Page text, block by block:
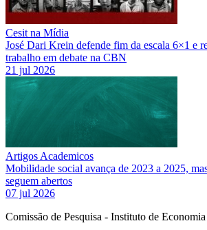
Cesit na Mídia
José Dari Krein defende fim da escala 6×1 e
trabalho em debate na CBN
21 jul 2026
Artigos Academicos
Mobilidade social avança de 2023 a 2025,
seguem abertos
07 jul 2026
Comissão de Pesquisa - Instituto de